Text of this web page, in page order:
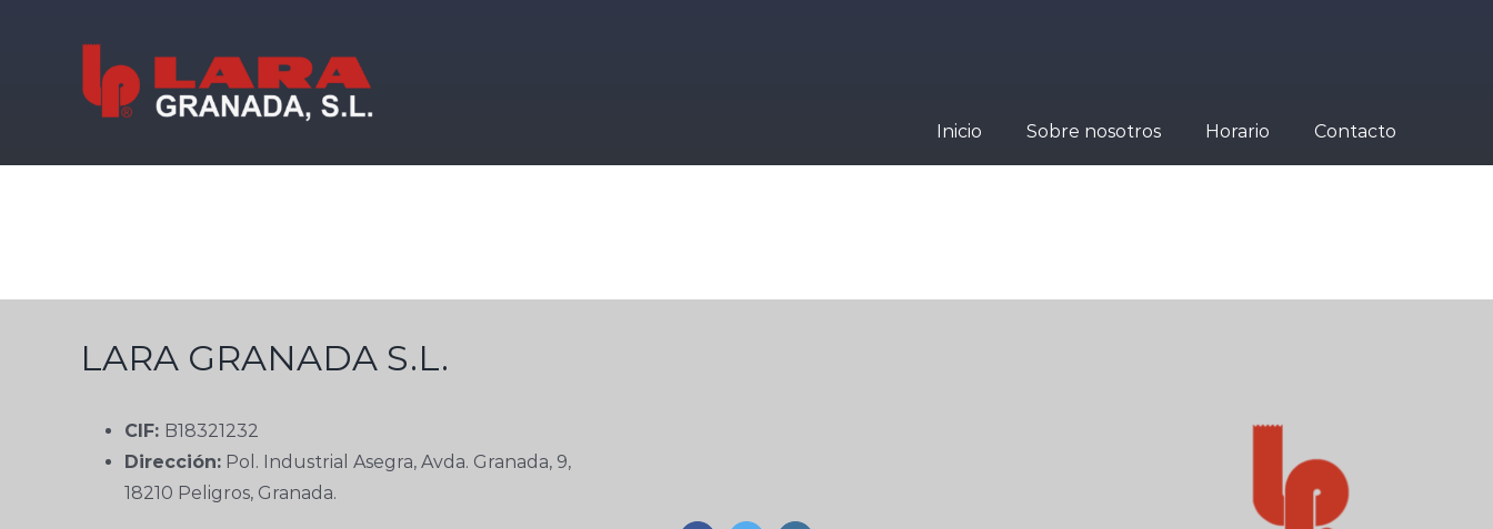
Inicio Sobre nosotros Horario Contacto
LARA GRANADA S.L.
CIF: B18321232
Dirección:Pol. Industrial Asegra, Avda. Granada, 9,
18210 Peligros, Granada.